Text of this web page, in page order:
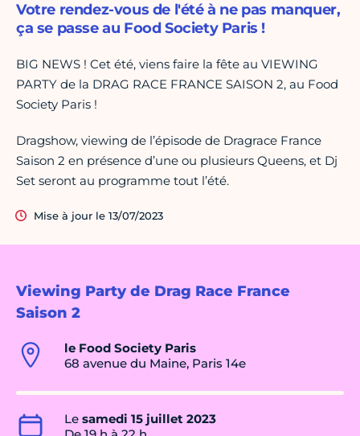
Viewing Party de Drag Race France
Saison 2
le Food Society Paris
68 avenue du Maine, Paris 14e
Le samedi 15 juillet 2023
Votre rendez-vous de l'été à ne pas manquer,
ça se passe au Food Society Paris !
BIG NEWS ! Cet été, viens faire la fête au VIEWING
PARTY de la DRAG RACE FRANCE SAISON 2, au Food
Society Paris !
Dragshow, viewing de l’épisode de Dragrace France
Saison 2 en présence d’une ou plusieurs Queens, et Dj
Set seront au programme tout l’été.
Mise à jour le 13/07/2023